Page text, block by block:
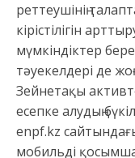
реттеушінің
кірістілігін
мүмкіндіктер
тәуекелдері де
Зейнетақы
есепке алудың
enpf.kz
мобильді